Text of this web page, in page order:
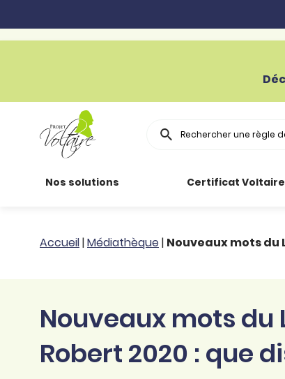
Rechercher
Nos solutions
Particuliers
Certificat Voltaire
Toutes nos
professionnel
Animer une classe
Conjugaison
d’orthographe
Syntaxe
Accueil|Médiathèque| Nouveaux mots du
Nouveaux mots du
Robert 2020 : que